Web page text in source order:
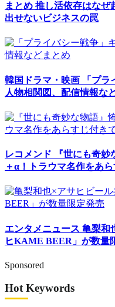
まとめ 推し活依存はなぜ
出せないビジネスの罠
韓国ドラマ・映画 「プラ
人物相関図、配信情報な
レコメンド 『世にも奇妙
＋α！トラウマ名作をあ
エンタメニュース 亀梨和
ヒKAME BEER」が数量
Sponsored
Hot Keywords